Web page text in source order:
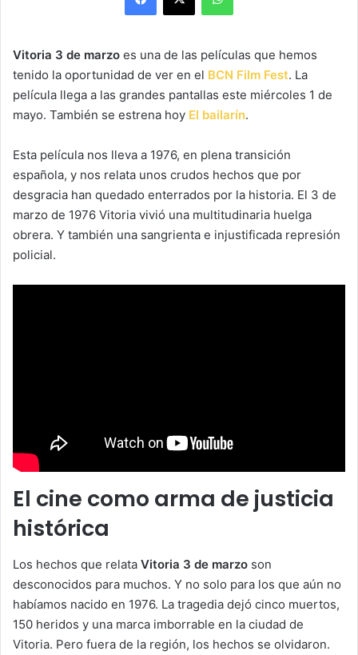
Vitoria 3 de marzo es una de las películas que hemos
tenido la oportunidad de ver en el BCN Film Fest. La
película llega a las grandes pantallas este miércoles 1 de
mayo. También se estrena hoy El bailarín.
Esta película nos lleva a 1976, en plena transición
española, y nos relata unos crudos hechos que por
desgracia han quedado enterrados por la historia. El 3 de
marzo de 1976 Vitoria vivió una multitudinaria huelga
obrera. Y también una sangrienta e injustificada represión
policial.
El cine como arma de justicia
histórica
Los hechos que relata Vitoria 3 de marzo son
desconocidos para muchos. Y no solo para los que aún no
habíamos nacido en 1976. La tragedia dejó cinco muertos,
150 heridos y una marca imborrable en la ciudad de
Vitoria. Pero fuera de la región, los hechos se olvidaron.